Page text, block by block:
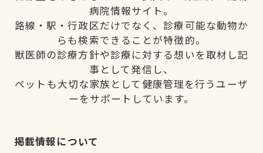
病院情報サイト。
路線・駅・行政区だけでなく、診療可能な動物か
らも検索できることが特徴的。
獣医師の診療方針や診療に対する想いを取材し記
事として発信し、
ペットも大切な家族として健康管理を行うユーザ
ーをサポートしています。
掲載情報について